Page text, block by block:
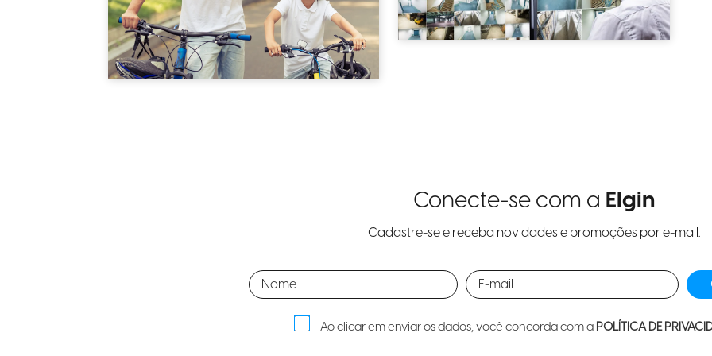
Conecte-se com a Elgin
Cadastre-se e receba novidades e promoções por e-mail.
Ao clicar em enviar os dados, você concorda com aPOLÍTICA DE